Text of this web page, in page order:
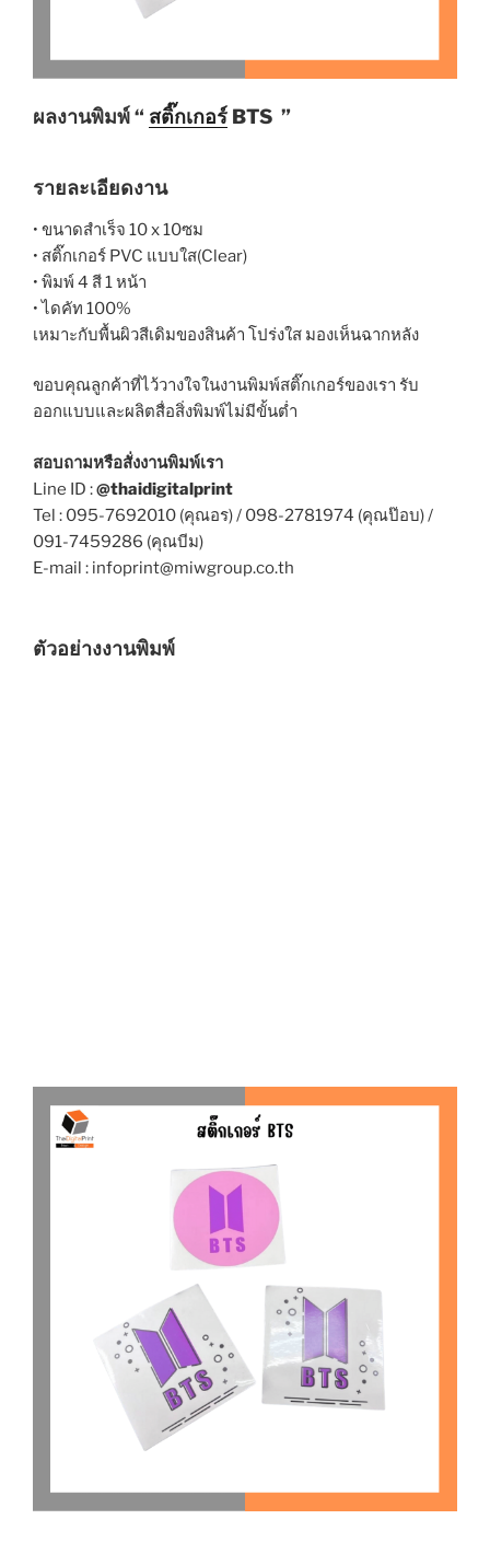
ผลงานพิมพ์ “ สติ๊กเกอร์ BTS ”
รายละเอียดงาน
• ขนาดสำเร็จ 10 x 10ซม
• สติ๊กเกอร์ PVC แบบใส(Clear)
• พิมพ์ 4 สี 1 หน้า
• ไดคัท 100%
เหมาะกับพื้นผิวสีเดิมของสินค้า โปร่งใส มองเห็นฉากหลัง
ขอบคุณลูกค้าที่ไว้วางใจในงานพิมพ์สติ๊กเกอร์ของเรา รับ
ออกแบบและผลิตสื่อสิ่งพิมพ์ไม่มีขั้นต่ำ
สอบถามหรือสั่งงานพิมพ์เรา
Line ID :@thaidigitalprint
Tel : 095-7692010 (คุณอร) / 098-2781974 (คุณป๊อบ) /
091-7459286 (คุณบีม)
E-mail : infoprint@miwgroup.co.th
ตัวอย่างงานพิมพ์